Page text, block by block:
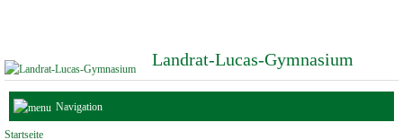
Landrat-Lucas-Gymnasium
Navigation
Startseite